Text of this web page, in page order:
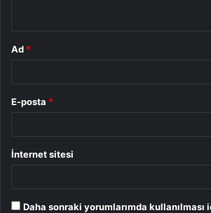
Ad *
E-posta *
İnternet sitesi
Daha sonraki yorumlarımda kullanılması